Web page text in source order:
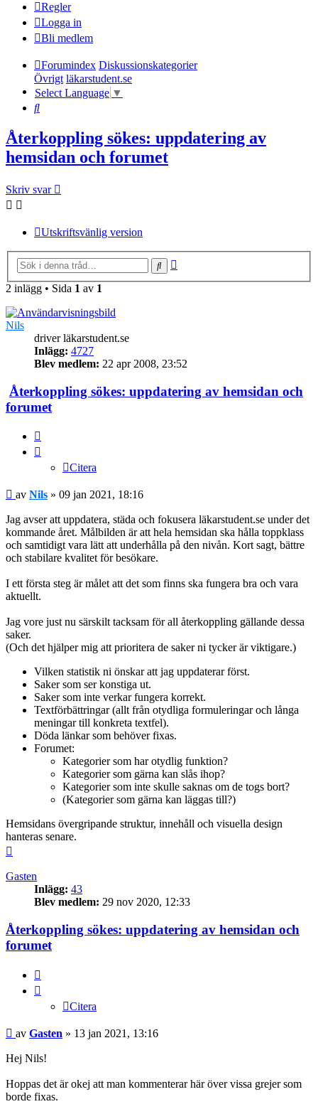
Regler
Logga in
Bli medlem
Forumindex Diskussionskategorier
Övrigt läkarstudent.se
Select Language ▼
Sök
Återkoppling sökes: uppdatering av
hemsidan och forumet
Skriv svar
Utskriftsvänlig version
Sök
2 inlägg • Sida 1 av 1
Nils
driver läkarstudent.se
Inlägg: 4727
Blev medlem: 22 apr 2008, 23:52
Återkoppling sökes: uppdatering av hemsidan och
forumet
Citera
Inlägg
av Nils » 09 jan 2021, 18:16
Jag avser att uppdatera, städa och fokusera läkarstudent.se under det
kommande året. Målbilden är att hela hemsidan ska hålla toppklass
och samtidigt vara lätt att underhålla på den nivån. Kort sagt, bättre
och stabilare kvalitet för besökare.
I ett första steg är målet att det som finns ska fungera bra och vara
aktuellt.
Jag vore just nu särskilt tacksam för all återkoppling gällande dessa
saker.
(Och det hjälper mig att prioritera de saker ni tycker är viktigare.)
Vilken statistik ni önskar att jag uppdaterar först.
Saker som ser konstiga ut.
Saker som inte verkar fungera korrekt.
Textförbättringar (allt från otydliga formuleringar och långa
meningar till konkreta textfel).
Döda länkar som behöver fixas.
Forumet:
Kategorier som har otydlig funktion?
Kategorier som gärna kan slås ihop?
Kategorier som inte skulle saknas om de togs bort?
(Kategorier som gärna kan läggas till?)
Hemsidans övergripande struktur, innehåll och visuella design
hanteras senare.
Gasten
Inlägg: 43
Blev medlem: 29 nov 2020, 12:33
Återkoppling sökes: uppdatering av hemsidan och
forumet
Citera
Inlägg
av Gasten » 13 jan 2021, 13:16
Hej Nils!
Hoppas det är okej att man kommenterar här över vissa grejer som
borde fixas.